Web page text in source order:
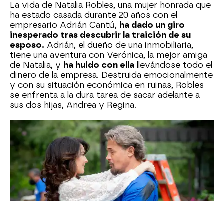
La vida de Natalia Robles, una mujer honrada que
ha estado casada durante 20 años con el
empresario Adrián Cantú, ha dado un giro
inesperado tras descubrir la traición de su
esposo. Adrián, el dueño de una inmobiliaria,
tiene una aventura con Verónica, la mejor amiga
de Natalia, y ha huido con ella llevándose todo el
dinero de la empresa. Destruida emocionalmente
y con su situación económica en ruinas, Robles
se enfrenta a la dura tarea de sacar adelante a
sus dos hijas, Andrea y Regina.